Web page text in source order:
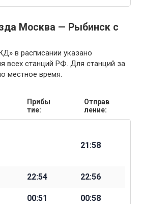
Москва — Рыбинск с
в расписании указано
всех станций РФ. Для станций за
местное время.
Прибы
тие:
Отправ
ление:
21:58
22:54 22:56
00:51 00:58